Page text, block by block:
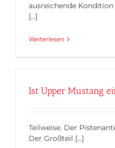
ausreichende
[...]
Weiterlesen
Ist Upper Mustang
Teilweise. Der
Der Großteil [...]